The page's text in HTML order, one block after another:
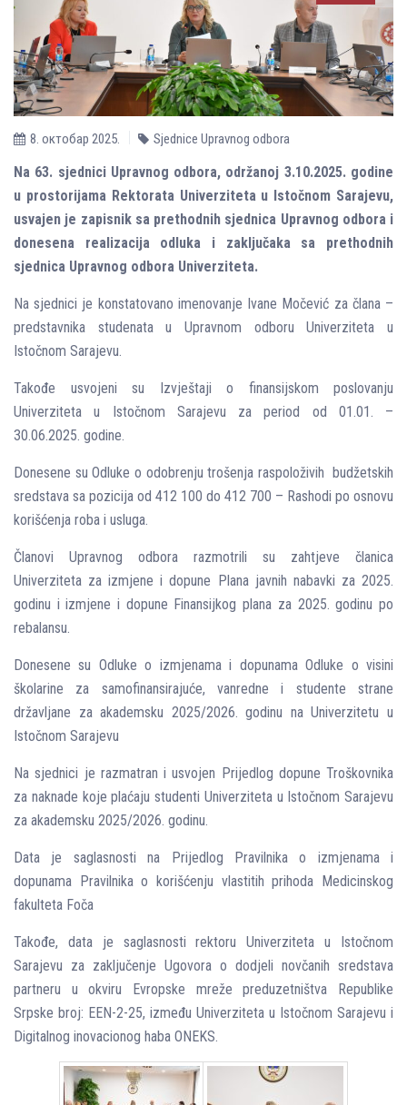
8. октобар 2025. Sjednice Upravnog odbora
Na 63. sjednici Upravnog odbora, održanoj 3.10.2025. godine
u prostorijama Rektorata Univerziteta u Istočnom Sarajevu,
usvajen je zapisnik sa prethodnih sjednica Upravnog odbora i
donesena realizacija odluka i zaklјučaka sa prethodnih
sjednica Upravnog odbora Univerziteta.
Na sjednici je konstatovano imenovanje Ivane Močević za člana –
predstavnika studenata u Upravnom odboru Univerziteta u
Istočnom Sarajevu.
Takođe usvojeni su Izvještaji o finansijskom poslovanju
Univerziteta u Istočnom Sarajevu za period od 01.01. –
30.06.2025. godine.
Donesene su Odluke o odobrenju trošenja raspoloživih budžetskih
sredstava sa pozicija od 412 100 do 412 700 – Rashodi po osnovu
korišćenja roba i usluga.
Članovi Upravnog odbora razmotrili su zahtjeve članica
Univerziteta za izmjene i dopune Plana javnih nabavki za 2025.
godinu i izmjene i dopune Finansijkog plana za 2025. godinu po
rebalansu.
Donesene su Odluke o izmjenama i dopunama Odluke o visini
školarine za samofinansirajuće, vanredne i studente strane
državlјane za akademsku 2025/2026. godinu na Univerzitetu u
Istočnom Sarajevu
Na sjednici je razmatran i usvojen Prijedlog dopune Troškovnika
za naknade koje plaćaju studenti Univerziteta u Istočnom Sarajevu
za akademsku 2025/2026. godinu.
Data je saglasnosti na Prijedlog Pravilnika o izmjenama i
dopunama Pravilnika o korišćenju vlastitih prihoda Medicinskog
fakulteta Foča
Takođe, data je saglasnosti rektoru Univerziteta u Istočnom
Sarajevu za zaklјučenje Ugovora o dodjeli novčanih sredstava
partneru u okviru Evropske mreže preduzetništva Republike
Srpske broj: EEN-2-25, između Univerziteta u Istočnom Sarajevu i
Digitalnog inovacionog haba ONEKS.